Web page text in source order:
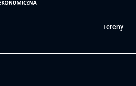
Tereny